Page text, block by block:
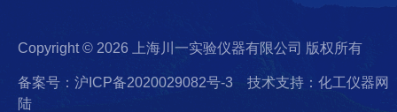
Copyright © 2026 上海川一实验仪器有限公司 版权所有
备案号：沪ICP备2020029082号-3
技术支持：化工仪器网
陆